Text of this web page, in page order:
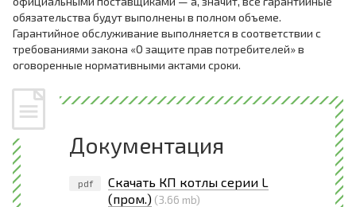
обязательства будут выполнены в полном объеме.
Гарантийное обслуживание выполняется в соответствии с
требованиями закона «О защите прав потребителей» в
оговоренные нормативными актами сроки.
Документация
pdf
Скачать КП котлы серии L
(пром.) (3.66 mb)